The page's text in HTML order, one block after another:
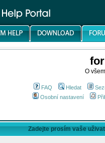
O
FAQ Hledat
Osobní nastavení
Zadejte prosím vaše